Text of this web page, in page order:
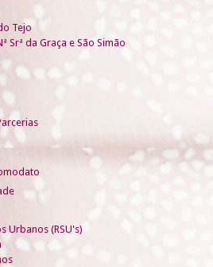
Tejo
Srª da Graça e São Simão
Urbanos (RSU's)